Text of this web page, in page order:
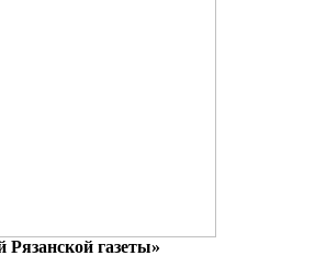
Рязанской газеты»